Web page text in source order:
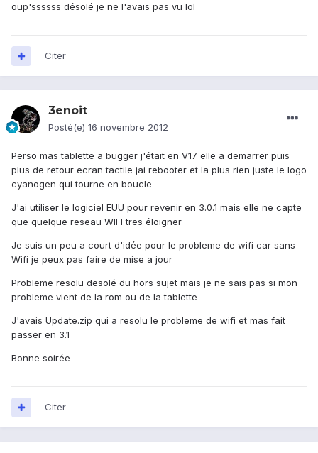
oup'ssssss désolé je ne l'avais pas vu lol
Citer
3enoit
Posté(e) 16 novembre 2012
Perso mas tablette a bugger j'était en V17 elle a demarrer puis
plus de retour ecran tactile jai rebooter et la plus rien juste le logo
cyanogen qui tourne en boucle
J'ai utiliser le logiciel EUU pour revenir en 3.0.1 mais elle ne capte
que quelque reseau WIFI tres éloigner
Je suis un peu a court d'idée pour le probleme de wifi car sans
Wifi je peux pas faire de mise a jour
Probleme resolu desolé du hors sujet mais je ne sais pas si mon
probleme vient de la rom ou de la tablette
J'avais Update.zip qui a resolu le probleme de wifi et mas fait
passer en 3.1
Bonne soirée
Citer